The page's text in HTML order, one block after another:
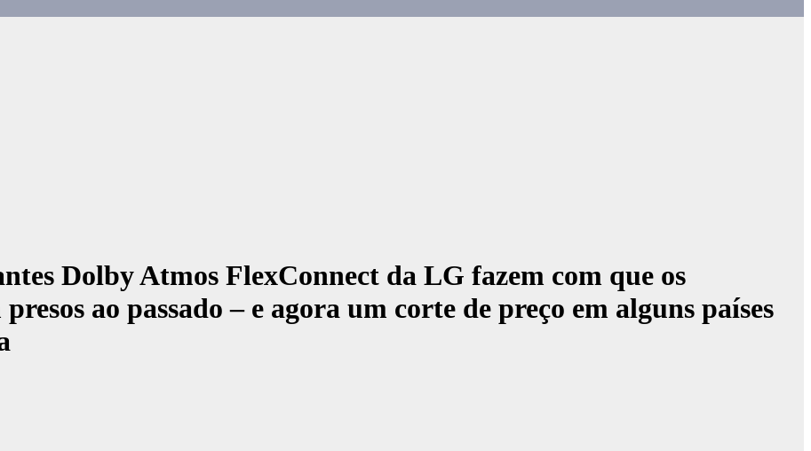
Dolby Atmos FlexConnect da LG fazem com que os
ao passado – e agora um corte de preço em alguns países